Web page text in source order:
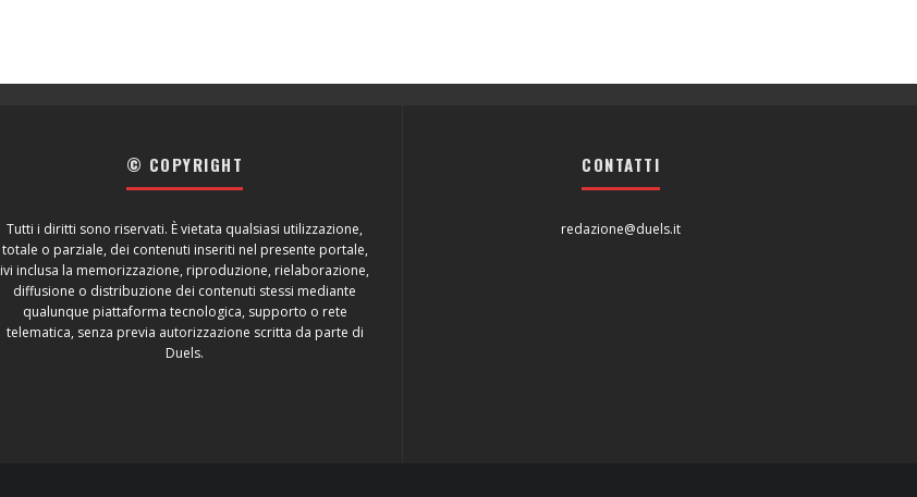
© COPYRIGHT
Tutti i diritti sono riservati. È vietata qualsiasi utilizzazione,
totale o parziale, dei contenuti inseriti nel presente portale,
ivi inclusa la memorizzazione, riproduzione, rielaborazione,
diffusione o distribuzione dei contenuti stessi mediante
qualunque piattaforma tecnologica, supporto o rete
telematica, senza previa autorizzazione scritta da parte di
Duels.
CONTATTI
redazione@duels.it